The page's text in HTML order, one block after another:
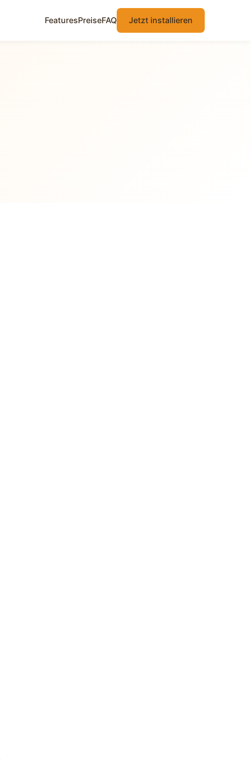
FeaturesPreiseFAQ Jetzt installieren